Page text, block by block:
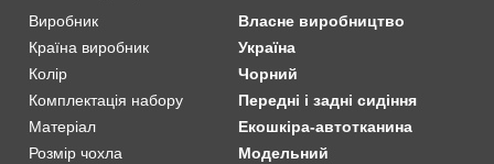
Виробник
Власне виробництво
Країна виробник
Україна
Колір
Чорний
Комплектація набору
Передні і задні сидіння
Матеріал
Екошкіра-автотканина
Розмір чохла
Модельний